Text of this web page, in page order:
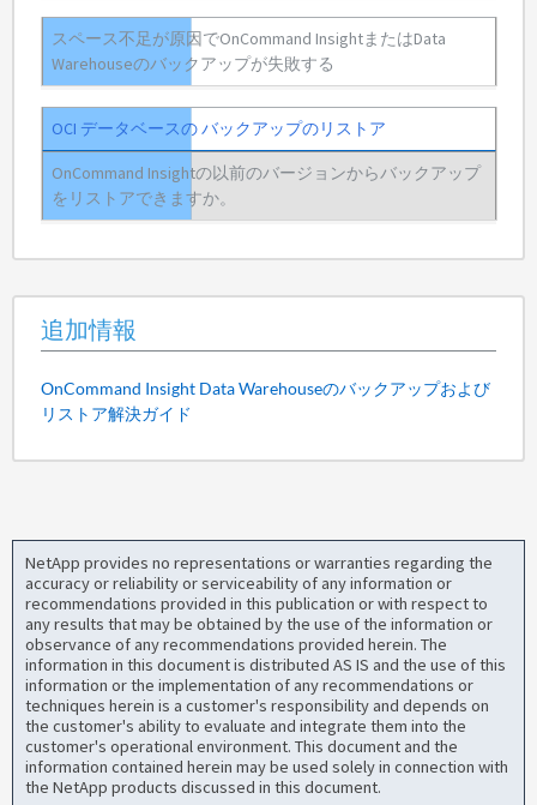
スペース不足が原因でOnCommand InsightまたはData
Warehouseのバックアップが失敗する
OCI データベースの バックアップのリストア
OnCommand Insightの以前のバージョンからバックアップ
をリストアできますか。
追加情報
OnCommand Insight Data Warehouseのバックアップおよび
リストア解決ガイド
NetApp provides no representations or warranties regarding the
accuracy or reliability or serviceability of any information or
recommendations provided in this publication or with respect to
any results that may be obtained by the use of the information or
observance of any recommendations provided herein. The
information in this document is distributed AS IS and the use of this
information or the implementation of any recommendations or
techniques herein is a customer's responsibility and depends on
the customer's ability to evaluate and integrate them into the
customer's operational environment. This document and the
information contained herein may be used solely in connection with
the NetApp products discussed in this document.